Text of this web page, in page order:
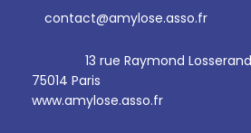
contact@amylose.asso.fr
13 rue Raymond Losserand
75014 Paris
www.amylose.asso.fr